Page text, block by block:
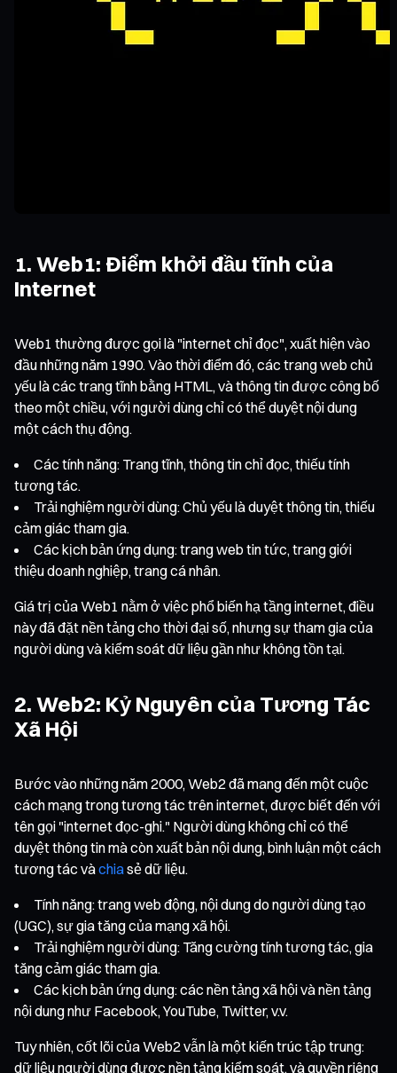
1. Web1: Điểm khởi đầu tĩnh của
Internet
Web1 thường được gọi là "internet chỉ đọc", xuất hiện vào
đầu những năm 1990. Vào thời điểm đó, các trang web chủ
yếu là các trang tĩnh bằng HTML, và thông tin được công bố
theo một chiều, với người dùng chỉ có thể duyệt nội dung
một cách thụ động.
Các tính năng: Trang tĩnh, thông tin chỉ đọc, thiếu tính
tương tác.
Trải nghiệm người dùng: Chủ yếu là duyệt thông tin, thiếu
cảm giác tham gia.
Các kịch bản ứng dụng: trang web tin tức, trang giới
thiệu doanh nghiệp, trang cá nhân.
Giá trị của Web1 nằm ở việc phổ biến hạ tầng internet, điều
này đã đặt nền tảng cho thời đại số, nhưng sự tham gia của
người dùng và kiểm soát dữ liệu gần như không tồn tại.
2. Web2: Kỷ Nguyên của Tương Tác
Xã Hội
Bước vào những năm 2000, Web2 đã mang đến một cuộc
cách mạng trong tương tác trên internet, được biết đến với
tên gọi "internet đọc-ghi." Người dùng không chỉ có thể
duyệt thông tin mà còn xuất bản nội dung, bình luận một cách
tương tác vàchiasẻ dữ liệu.
Tính năng: trang web động, nội dung do người dùng tạo
(UGC), sự gia tăng của mạng xã hội.
Trải nghiệm người dùng: Tăng cường tính tương tác, gia
tăng cảm giác tham gia.
Các kịch bản ứng dụng: các nền tảng xã hội và nền tảng
nội dung như Facebook, YouTube, Twitter, v.v.
Tuy nhiên, cốt lõi của Web2 vẫn là một kiến trúc tập trung:
dữ liệu người dùng được nền tảng kiểm soát, và quyền riêng